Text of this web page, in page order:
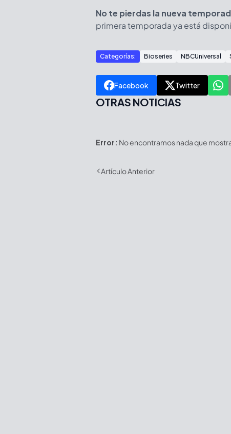
No te pierdas la nueva
primera temporada ya está
Categorías: Bioseries NBCUniversal
Facebook Twitter
OTRAS NOTICIAS
Error: No encontramos nada que
Artículo Anterior